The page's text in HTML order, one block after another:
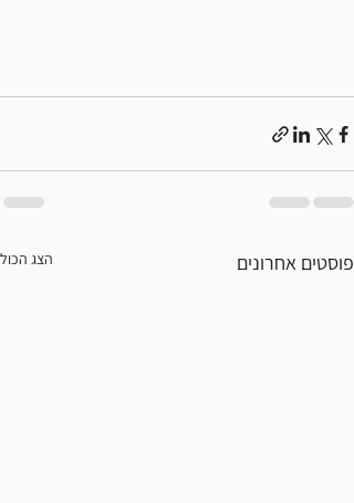
פוסטים אחרונים הצג הכול